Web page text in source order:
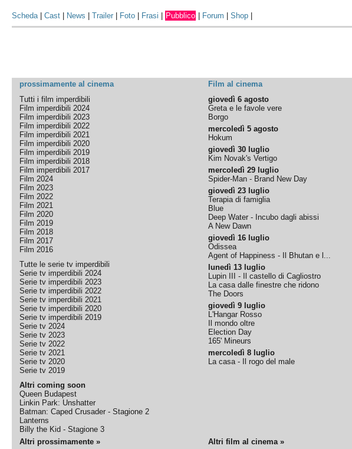
Scheda|Cast News |Trailer Foto Frasi Pubblico Forum |Shop
prossimamente al cinema Film al cinema
Tutti i film imperdibili
Film imperdibili 2024
Film imperdibili 2023
Film imperdibili 2022
Film imperdibili 2021
Film imperdibili 2020
Film imperdibili 2019
Film imperdibili 2018
Film imperdibili 2017
Film 2024
Film 2023
Film 2022
Film 2021
Film 2020
Film 2019
Film 2018
Film 2017
Film 2016
Tutte le serie tv imperdibili
Serie tv imperdibili 2024
Serie tv imperdibili 2023
Serie tv imperdibili 2022
Serie tv imperdibili 2021
Serie tv imperdibili 2020
Serie tv imperdibili 2019
Serie tv 2024
Serie tv 2023
Serie tv 2022
Serie tv 2021
Serie tv 2020
Serie tv 2019
Altri coming soon
Queen Budapest
Linkin Park: Unshatter
Batman: Caped Crusader - Stagione 2
Lanterns
Billy the Kid - Stagione 3
giovedì 6 agosto
Greta e le favole vere
Borgo
mercoledì 5 agosto
Hokum
giovedì 30 luglio
Kim Novak's Vertigo
mercoledì 29 luglio
Spider-Man - Brand New Day
giovedì 23 luglio
Terapia di famiglia
Blue
Deep Water - Incubo dagli abissi
A New Dawn
giovedì 16 luglio
Odissea
Agent of Happiness - Il Bhutan e l...
lunedì 13 luglio
Lupin III - Il castello di Cagliostro
La casa dalle finestre che ridono
The Doors
giovedì 9 luglio
L'Hangar Rosso
Il mondo oltre
Election Day
165' Mineurs
mercoledì 8 luglio
La casa - Il rogo del male
Altri prossimamente » Altri film al cinema »